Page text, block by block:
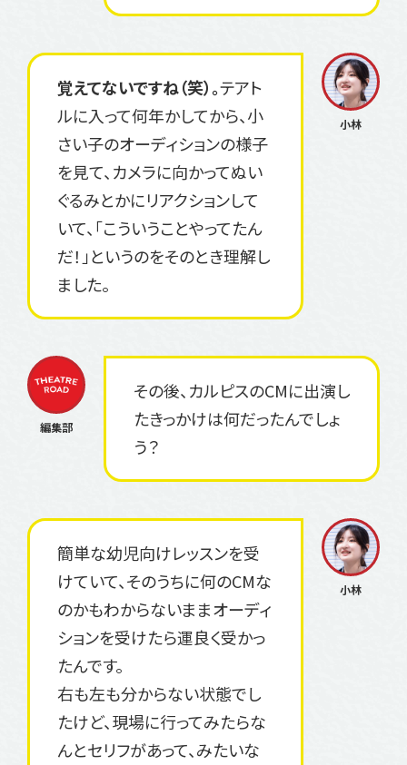
覚えてないですね（笑）。テアト
ルに入って何年かしてから、小
さい子のオーディションの様子
を見て、カメラに向かってぬい
ぐるみとかにリアクションして
いて、「こういうことやってたん
だ！」というのをそのとき理解し
ました。
その後、カルピスのCMに出演し
たきっかけは何だったんでしょ
う？
簡単な幼児向けレッスンを受
けていて、そのうちに何のCMな
のかもわからないままオーディ
ションを受けたら運良く受かっ
たんです。
右も左も分からない状態でし
たけど、現場に行ってみたらな
んとセリフがあって、みたいな